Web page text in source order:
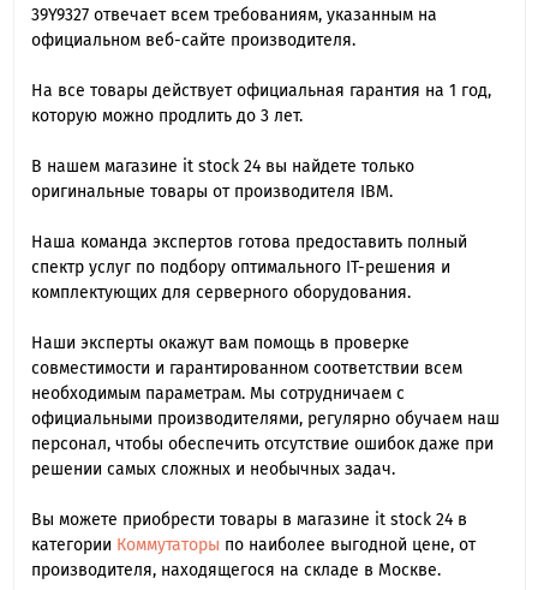
39Y9327 отвечает всем требованиям, указанным на
официальном веб-сайте производителя.
На все товары действует официальная гарантия на 1 год,
которую можно продлить до 3 лет.
В нашем магазине it stock 24 вы найдете только
оригинальные товары от производителя IBM.
Наша команда экспертов готова предоставить полный
спектр услуг по подбору оптимального IT-решения и
комплектующих для серверного оборудования.
Наши эксперты окажут вам помощь в проверке
совместимости и гарантированном соответствии всем
необходимым параметрам. Мы сотрудничаем с
официальными производителями, регулярно обучаем наш
персонал, чтобы обеспечить отсутствие ошибок даже при
решении самых сложных и необычных задач.
Вы можете приобрести товары в магазине it stock 24 в
категории Коммутаторы по наиболее выгодной цене, от
производителя, находящегося на складе в Москве.